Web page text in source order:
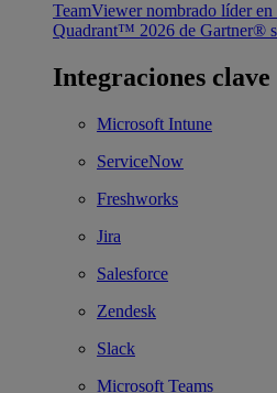
TeamViewer nombrado líder
Quadrant™ 2026 de Gartner®
Integraciones clave
Microsoft Intune
ServiceNow
Freshworks
Jira
Salesforce
Zendesk
Slack
Microsoft Teams